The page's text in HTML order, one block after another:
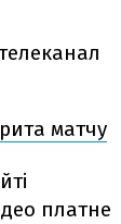
матчу
платне